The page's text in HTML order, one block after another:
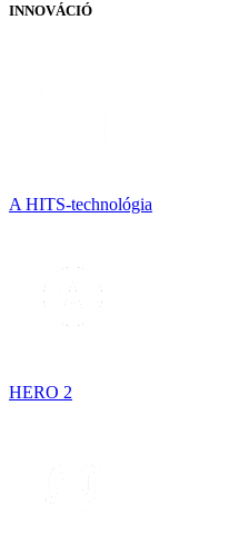
INNOVÁCIÓ
A HITS-technológia
HERO 2